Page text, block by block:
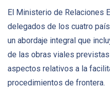
El Ministerio de Relaciones
delegados de los cuatro
un abordaje integral que
de las obras viales
aspectos relativos a la
procedimientos de frontera.